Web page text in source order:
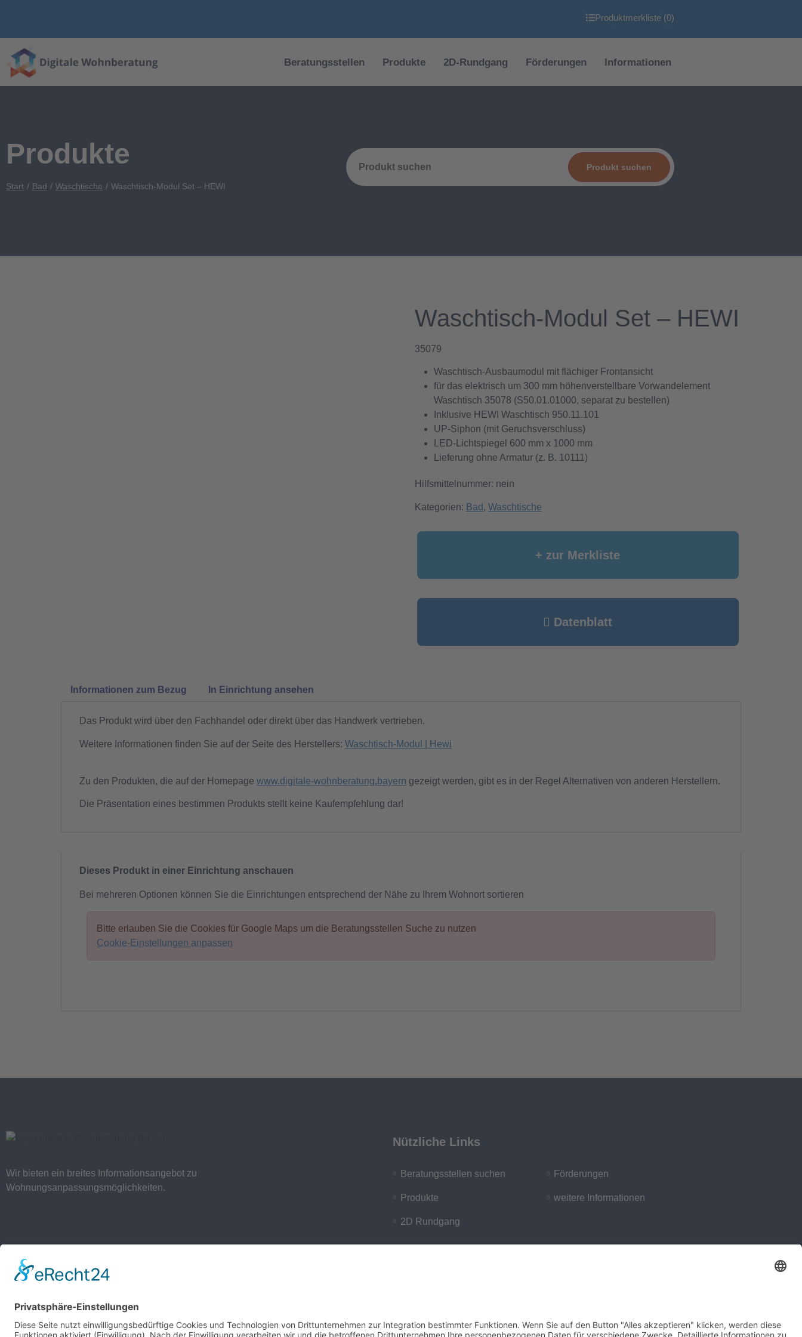
Produktmerkliste (0)
Beratungsstellen Produkte 2D-Rundgang Förderungen Informationen
Produkte
Start Bad Waschtische Waschtisch-Modul Set – HEWI
Produkt suchen
Waschtisch-Modul Set – HEWI
35079
Waschtisch-Ausbaumodul mit flächiger Frontansicht
für das elektrisch um 300 mm höhenverstellbare Vorwandelement
Waschtisch 35078 (S50.01.01000, separat zu bestellen)
Inklusive HEWI Waschtisch 950.11.101
UP-Siphon (mit Geruchsverschluss)
LED-Lichtspiegel 600 mm x 1000 mm
Lieferung ohne Armatur (z. B. 10111)
Hilfsmittelnummer: nein
Kategorien: Bad , Waschtische
+ zur Merkliste
Datenblatt
Informationen zum Bezug In Einrichtung ansehen
Das Produkt wird über den Fachhandel oder direkt über das Handwerk vertrieben.
Weitere Informationen finden Sie auf der Seite des Herstellers: Waschtisch-Modul | Hewi
Zu den Produkten, die auf der Homepage www.digitale-wohnberatung.bayern gezeigt werden, gibt es in der Regel Alternativen von anderen Herstellern.
Die Präsentation eines bestimmen Produkts stellt keine Kaufempfehlung dar!
Dieses Produkt in einer Einrichtung anschauen
Bei mehreren Optionen können Sie die Einrichtungen entsprechend der Nähe zu Ihrem Wohnort sortieren
Bitte erlauben Sie die Cookies für Google Maps um die Beratungsstellen Suche zu nutzen
Cookie-Einstellungen anpassen
Wir bieten ein breites Informationsangebot zu
Wohnungsanpassungsmöglichkeiten.
Nützliche Links
Beratungsstellen suchen
Produkte
2D Rundgang
Förderungen
weitere Informationen